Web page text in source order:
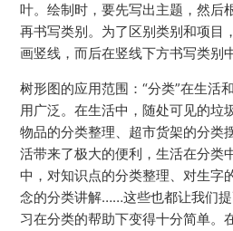
叶。绘制时，要先写出主题，然后
再书写类别。为了区别类别和项目
画竖线，而后在竖线下方书写类别
树形图的应用范围：“分类”在生活
用广泛。在生活中，随处可见的垃
物品的分类整理、超市货架的分
活带来了极大的便利，生活在分类
中，对知识点的分类整理、对生字
念的分类讲解……这些也都让我们
习在分类的帮助下变得十分简单。